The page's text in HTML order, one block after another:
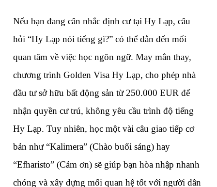
Nếu bạn đang cân nhắc định cư tại Hy Lạp, câu
hỏi “Hy Lạp nói tiếng gì?” có thể dẫn đến mối
quan tâm về việc học ngôn ngữ. May mắn thay,
chương trình Golden Visa Hy Lạp, cho phép nhà
đầu tư sở hữu bất động sản từ 250.000 EUR để
nhận quyền cư trú, không yêu cầu trình độ tiếng
Hy Lạp. Tuy nhiên, học một vài câu giao tiếp cơ
bản như “Kalimera” (Chào buổi sáng) hay
“Efharisto” (Cảm ơn) sẽ giúp bạn hòa nhập nhanh
chóng và xây dựng mối quan hệ tốt với người dân